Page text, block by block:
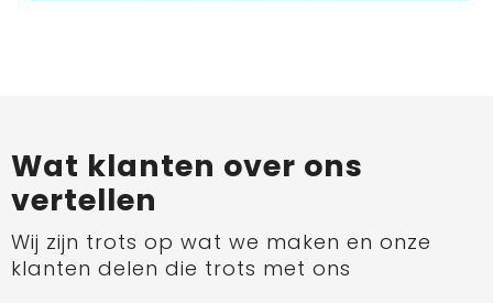
Wat klanten over ons
vertellen
Wij zijn trots op wat we maken en onze
klanten delen die trots met ons